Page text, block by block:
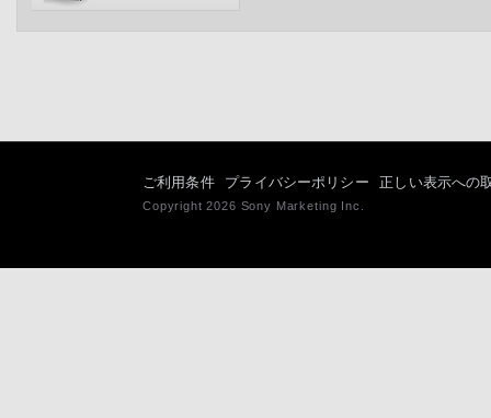
ご利用条件 プライバシーポリシー 正しい表示への
Copyright 2026 Sony Marketing Inc.